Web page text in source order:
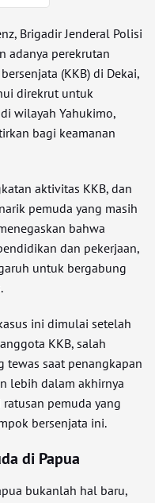
Brigadir Jenderal Polisi
adanya perekrutan
(KKB) di Dekai,
direkrut untuk
wilayah Yahukimo,
bagi keamanan
aktivitas KKB, dan
pemuda yang masih
bahwa
dan pekerjaan,
untuk bergabung
ini dimulai setelah
KKB, salah
tewas saat penangkapan
lebih dalam akhirnya
pemuda yang
bersenjata ini.
di Papua
bukanlah hal baru,